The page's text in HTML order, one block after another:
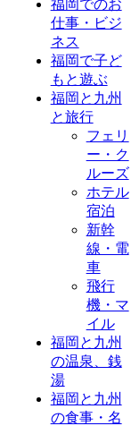
福岡でのお
仕事・ビジ
ネス
福岡で子ど
もと遊ぶ
福岡と九州
と旅行
フェリ
ー・ク
ルーズ
ホテル
宿泊
新幹
線・電
車
飛行
機・マ
イル
福岡と九州
の温泉、銭
湯
福岡と九州
の食事・名